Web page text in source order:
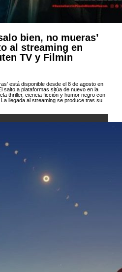
bien, no mueras’
al streaming en
TV y Filmin
está disponible desde el 8 de agosto en
salto a plataformas sitúa de nuevo en la
thriller, ciencia ficción y humor negro con
llegada al streaming se produce tras su